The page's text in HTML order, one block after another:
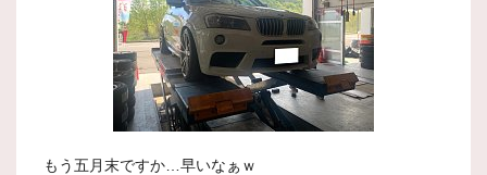
もう五月末ですか…早いなぁｗ